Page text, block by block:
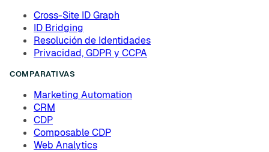
Cross-Site ID Graph
ID Bridging
Resolución de Identidades
Privacidad, GDPR y CCPA
COMPARATIVAS
Marketing Automation
CRM
CDP
Composable CDP
Web Analytics